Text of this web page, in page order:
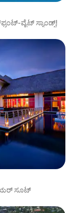
ವೈಟ್ ಸ್ಯಾಂಡ್ಸ್!
ಸೂಟ್